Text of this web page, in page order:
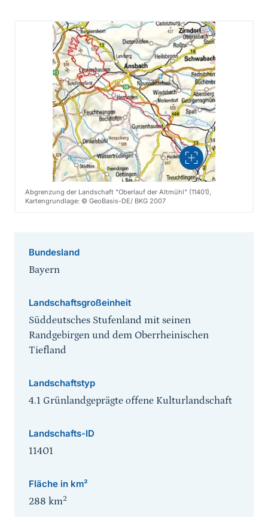
Vergrößern
Abgrenzung der Landschaft "Oberlauf der Altmühl" (11401),
Kartengrundlage: © GeoBasis-DE/ BKG 2007
Bundesland
Bayern
Landschaftsgroßeinheit
Süddeutsches Stufenland mit seinen
Randgebirgen und dem Oberrheinischen
Tiefland
Landschaftstyp
4.1 Grünlandgeprägte offene Kulturlandschaft
Landschafts-ID
11401
Fläche in km²
288 km2